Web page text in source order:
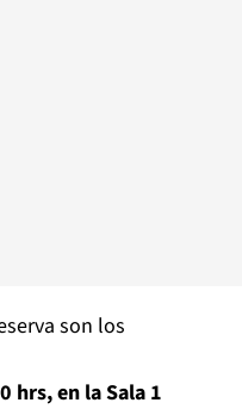
son los
hrs, en la Sala 1